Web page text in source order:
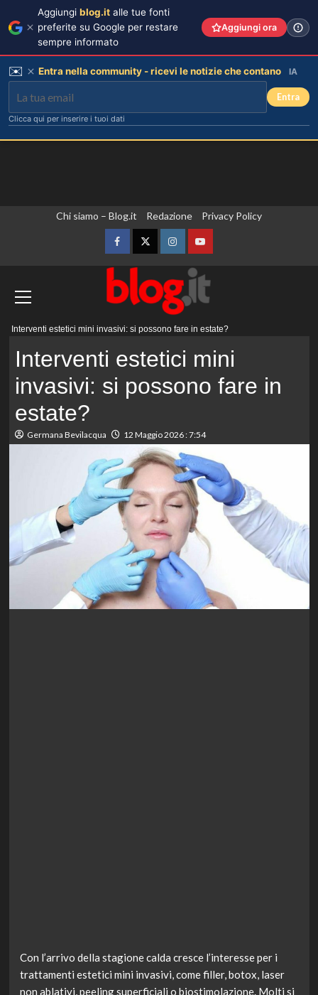
Chi siamo – Blog.it Redazione Privacy Policy
FacebookTwitterInstagramYouTube
Interventi estetici mini invasivi: si possono fare in estate?
Interventi estetici mini
invasivi: si possono fare in
estate?
Germana Bevilacqua 12 Maggio 2026 : 7:54
Con l’arrivo della stagione calda cresce l’interesse per i
trattamenti estetici mini invasivi, come filler, botox, laser
non ablativi, peeling superficiali o biostimolazione. Molti si
Aggiungi blog.it alle tue fonti
preferite su Google per restare
sempre informato
Aggiungi ora
✉️ Entra nella community - ricevi le notizie che contano IA
Entra
Clicca qui per inserire i tuoi dati